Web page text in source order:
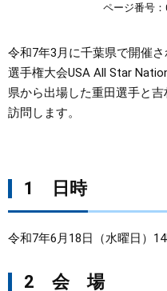
教育・文化・スポーツ
しごと・産業・観光
まちづくり
ページ番号
令和7年3月に千葉県で開催
選手権大会USA All Star
県から出場した重田選手と
訪問します。
1 日時
令和7年6月18日（水曜日）
2 会 場